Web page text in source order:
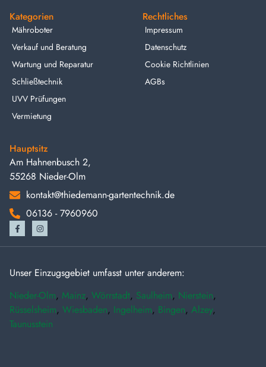
Kategorien
Mähroboter
Verkauf und Beratung
Wartung und Reparatur
Schließtechnik
UVV Prüfungen
Vermietung
Rechtliches
Impressum
Datenschutz
Cookie Richtlinien
AGBs
Hauptsitz
Am Hahnenbusch 2,
55268 Nieder-Olm
kontakt@thiedemann-gartentechnik.de
06136 - 7960960
Unser Einzugsgebiet umfasst unter anderem:
Nieder-Olm, Mainz, Wörrstadt, Saulheim, Nierstein,
Rüsselsheim, Wiesbaden, Ingelheim, Bingen, Alzey,
Taunusstein